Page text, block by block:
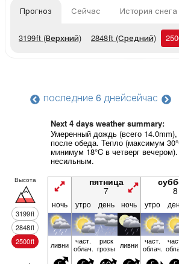
Прогноз Сейчас История снега
3199ft (Верхний) 2848ft (Средний)
последние 6 днейсейчас
Next 4 days weather summary:
Умеренный дождь (всего 14.0mm),
после обеда. Тепло (максимум
минимум 18°C в четверг
несильным.
Высота
3199ft
2848ft
2500ft
пятница
7 8
ночь утро день ночь утро
ливни част.
облач.
риск
грозы ливни част.
облач.